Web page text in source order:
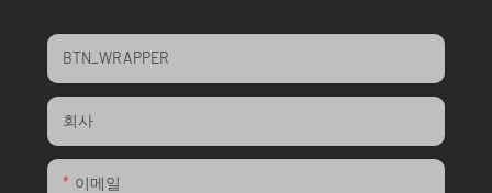
BTN_WRAPPER
회사
이메일